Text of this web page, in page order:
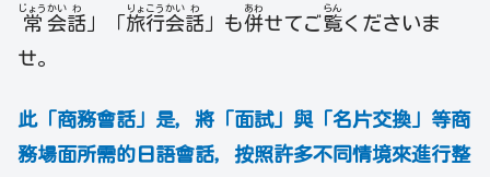
常
じょう
会
かい
話
わ
旅
りょ
行
こう
会
かい
話
わ
」も併
あわ
せてご覧
らん
くださいま
せ。
此「商務會話」是，將「面試」與「名片交換」等商
務場面所需的日語會話，按照許多不同情境來進行整